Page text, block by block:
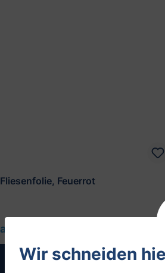
Fliesenfolie, Feuerrot
ab 27,01 € / m²
Wir schneiden